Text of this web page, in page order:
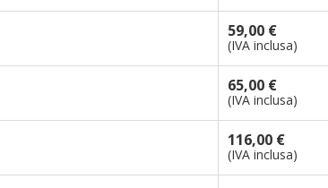
59,00 €
(IVA inclusa)
65,00 €
(IVA inclusa)
116,00 €
(IVA inclusa)